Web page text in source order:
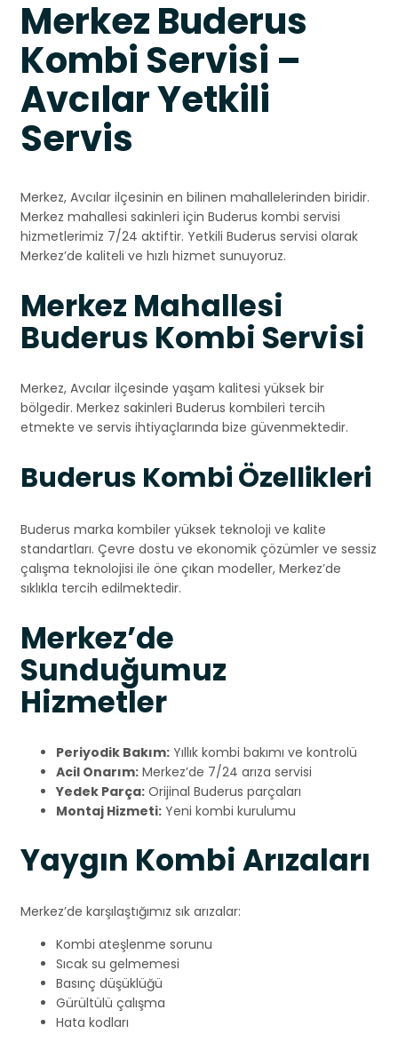
Merkez Buderus
Kombi Servisi –
Avcılar Yetkili
Servis
Merkez, Avcılar ilçesinin en bilinen mahallelerinden biridir.
Merkez mahallesi sakinleri için Buderus kombi servisi
hizmetlerimiz 7/24 aktiftir. Yetkili Buderus servisi olarak
Merkez’de kaliteli ve hızlı hizmet sunuyoruz.
Merkez Mahallesi
Buderus Kombi Servisi
Merkez, Avcılar ilçesinde yaşam kalitesi yüksek bir
bölgedir. Merkez sakinleri Buderus kombileri tercih
etmekte ve servis ihtiyaçlarında bize güvenmektedir.
Buderus Kombi Özellikleri
Buderus marka kombiler yüksek teknoloji ve kalite
standartları. Çevre dostu ve ekonomik çözümler ve sessiz
çalışma teknolojisi ile öne çıkan modeller, Merkez’de
sıklıkla tercih edilmektedir.
Merkez’de
Sunduğumuz
Hizmetler
Periyodik Bakım: Yıllık kombi bakımı ve kontrolü
Acil Onarım: Merkez’de 7/24 arıza servisi
Yedek Parça: Orijinal Buderus parçaları
Montaj Hizmeti: Yeni kombi kurulumu
Yaygın Kombi Arızaları
Merkez’de karşılaştığımız sık arızalar:
Kombi ateşlenme sorunu
Sıcak su gelmemesi
Basınç düşüklüğü
Gürültülü çalışma
Hata kodları